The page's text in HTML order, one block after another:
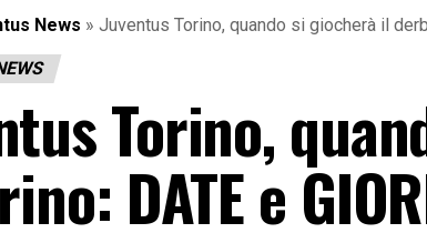
News » Juventus Torino, quando si giocherà il
Torino,
DATE e